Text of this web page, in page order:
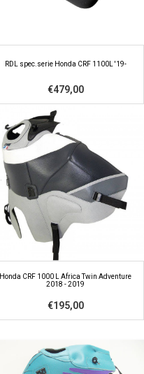
RDL spec.serie Honda CRF 1100L '19-
€479,00
Honda CRF 1000 L Africa Twin Adventure
2018 - 2019
€195,00